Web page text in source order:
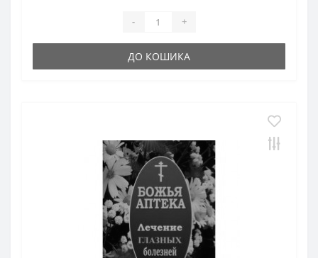
- +
ДО КОШИКА